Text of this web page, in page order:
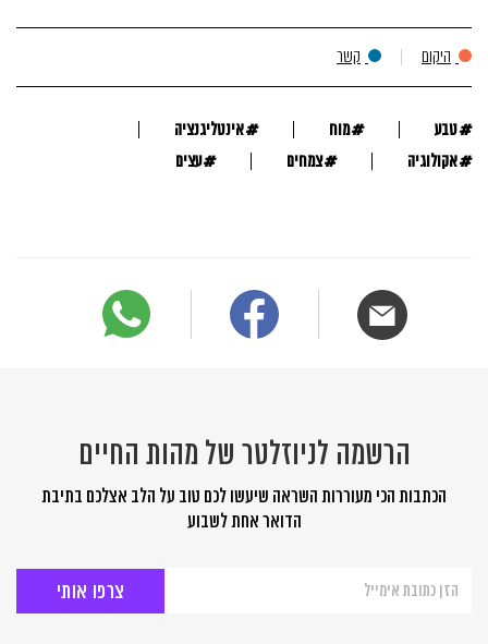
היקום קשר
#טבע #מוח #אינטליגנציה
#אקולוגיה #צמחים #עצים
הרשמה לניוזלטר של מהות החיים
הכתבות הכי מעוררות השראה שיעשו לכם טוב על הלב אצלכם בתיבת
הדואר אחת לשבוע
לניוזלטר